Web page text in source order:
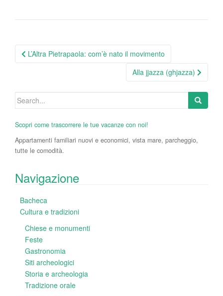
Post
L’Altra Pietrapaola: com’è nato il movimento
Alla jjazza (ghjazza)
Search
Scopri come trascorrere le tue vacanze con noi!
Appartamenti familiari nuovi e economici, vista mare, parcheggio,
tutte le comodità.
Navigazione
Bacheca
Cultura e tradizioni
Chiese e monumenti
Feste
Gastronomia
Siti archeologici
Storia e archeologia
Tradizione orale